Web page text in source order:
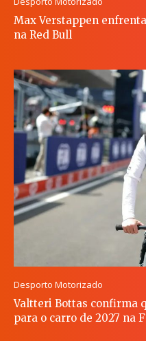
Max Verstappen
na Red Bull
Desporto Motorizado
Valtteri Bottas confirma
para o carro de 2027 na